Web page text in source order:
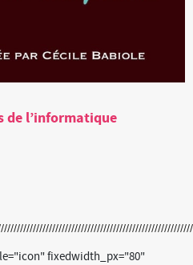
de l’informatique
fixedwidth_px="80"